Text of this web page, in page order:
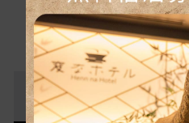
トップへ